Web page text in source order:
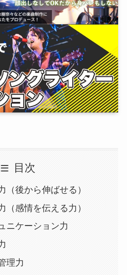
目次
後から伸ばせる）
感情を伝える力）
ニケーション力
理力